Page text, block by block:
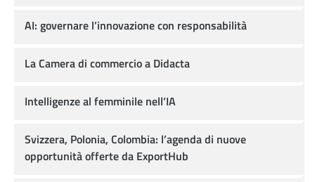
AI: governare l’innovazione con responsabilità
La Camera di commercio a Didacta
Intelligenze al femminile nell’IA
Svizzera, Polonia, Colombia: l’agenda di nuove
opportunità offerte da ExportHub